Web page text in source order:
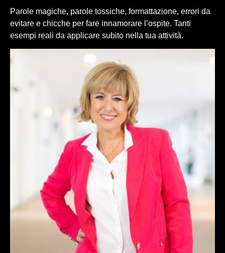
Parole magiche, parole tossiche, formattazione, errori da
evitare e chicche per fare innamorare l’ospite. Tanti
esempi reali da applicare subito nella tua attività.